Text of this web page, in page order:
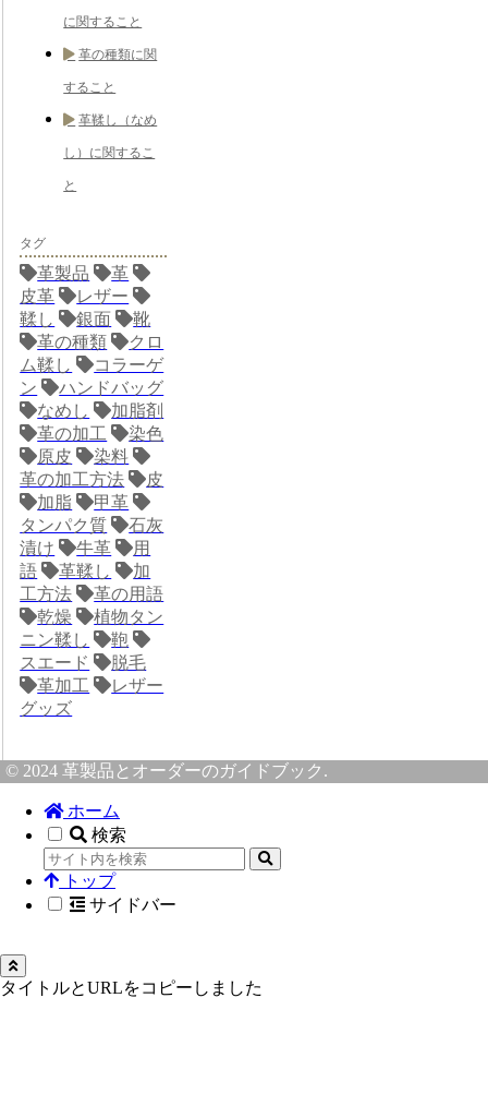
に関すること
革の種類に関
すること
革鞣し（なめ
し）に関するこ
と
タグ
革製品
革
皮革
レザー
鞣し
銀面
靴
革の種類
クロ
ム鞣し
コラーゲ
ン
ハンドバッグ
なめし
加脂剤
革の加工
染色
原皮
染料
革の加工方法
皮
加脂
甲革
タンパク質
石灰
漬け
牛革
用
語
革鞣し
加
工方法
革の用語
乾燥
植物タン
ニン鞣し
鞄
スエード
脱毛
革加工
レザー
グッズ
© 2024 革製品とオーダーのガイドブック.
ホーム
検索
トップ
サイドバー
タイトルとURLをコピーしました